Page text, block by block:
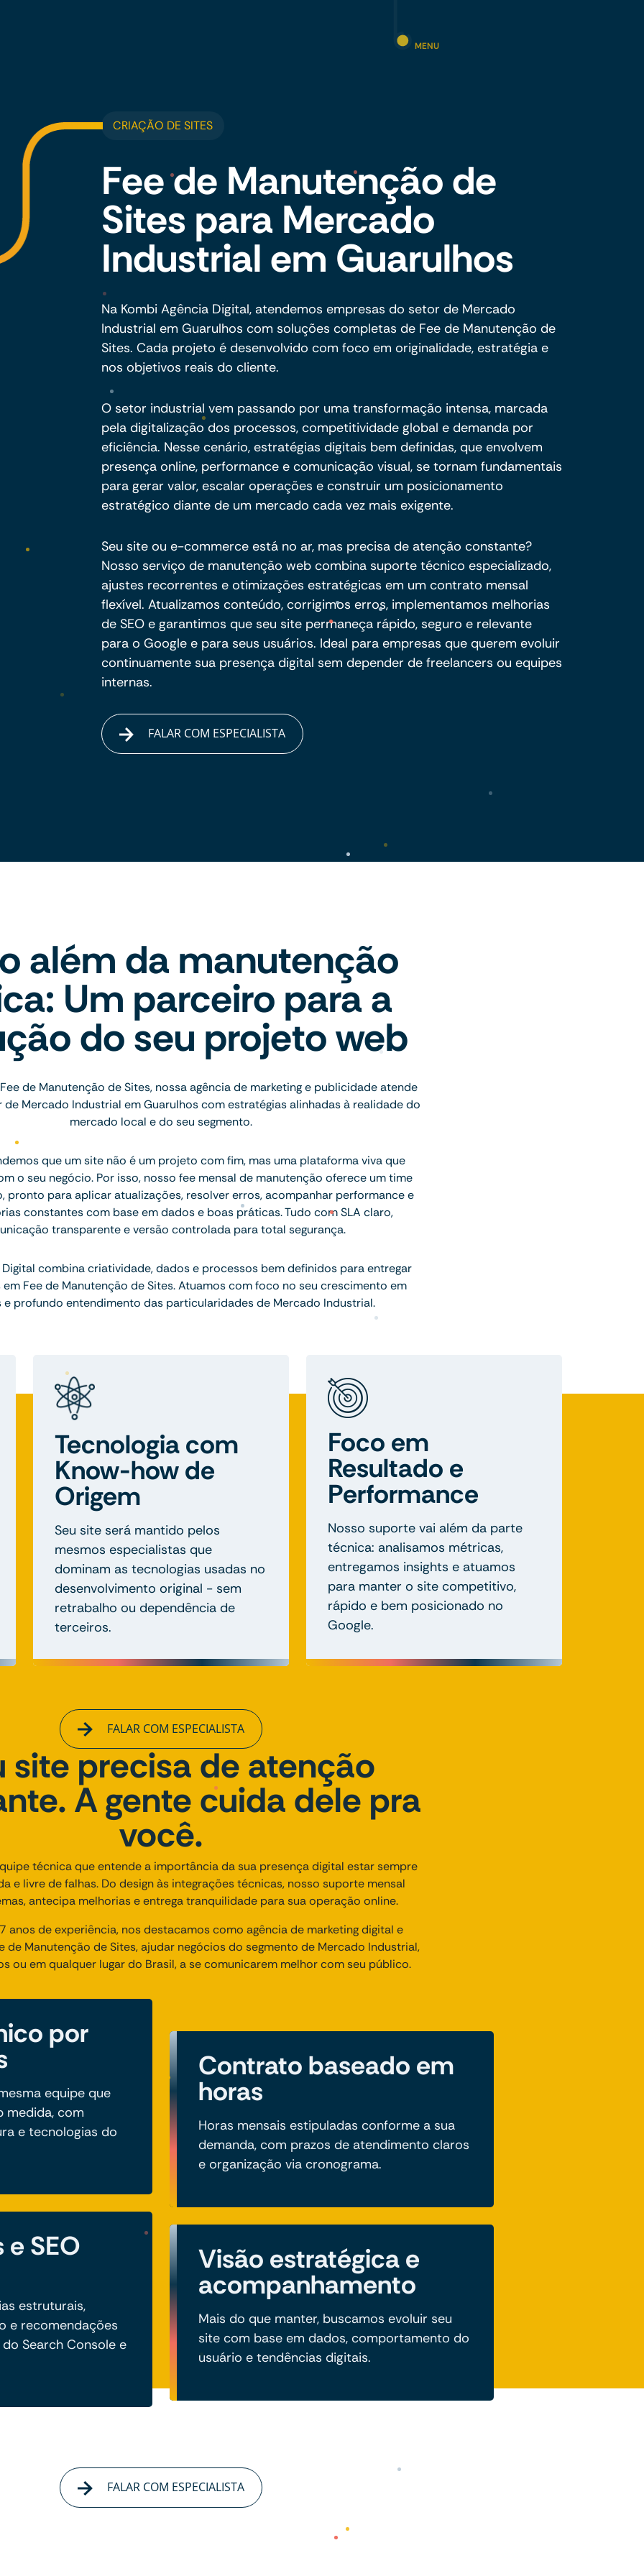
MENU
CRIAÇÃO DE SITES
Fee de Manutenção de
Sites para Mercado
Industrial em Guarulhos
Na Kombi Agência Digital, atendemos empresas do setor de Mercado
Industrial em Guarulhos com soluções completas de Fee de Manutenção de
Sites. Cada projeto é desenvolvido com foco em originalidade, estratégia e
nos objetivos reais do cliente.
O setor industrial vem passando por uma transformação intensa, marcada
pela digitalização dos processos, competitividade global e demanda por
eficiência. Nesse cenário, estratégias digitais bem definidas, que envolvem
presença online, performance e comunicação visual, se tornam fundamentais
para gerar valor, escalar operações e construir um posicionamento
estratégico diante de um mercado cada vez mais exigente.
Seu site ou e-commerce está no ar, mas precisa de atenção constante?
Nosso serviço de manutenção web combina suporte técnico especializado,
ajustes recorrentes e otimizações estratégicas em um contrato mensal
flexível. Atualizamos conteúdo, corrigimos erros, implementamos melhorias
de SEO e garantimos que seu site permaneça rápido, seguro e relevante
para o Google e para seus usuários. Ideal para empresas que querem evoluir
continuamente sua presença digital sem depender de freelancers ou equipes
internas.
FALAR COM ESPECIALISTA
além da manutenção
Um parceiro para a
do seu projeto web
de Manutenção de Sites, nossa agência de marketing e publicidade atende
Mercado Industrial em Guarulhos com estratégias alinhadas à realidade do
mercado local e do seu segmento.
que um site não é um projeto com fim, mas uma plataforma viva que
o seu negócio. Por isso, nosso fee mensal de manutenção oferece um time
pronto para aplicar atualizações, resolver erros, acompanhar performance e
constantes com base em dados e boas práticas. Tudo com SLA claro,
transparente e versão controlada para total segurança.
Digital combina criatividade, dados e processos bem definidos para entregar
Fee de Manutenção de Sites. Atuamos com foco no seu crescimento em
e profundo entendimento das particularidades de Mercado Industrial.
Tecnologia com
Know-how de
Origem
Seu site será mantido pelos
mesmos especialistas que
dominam as tecnologias usadas no
desenvolvimento original - sem
retrabalho ou dependência de
terceiros.
Foco em
Resultado e
Performance
Nosso suporte vai além da parte
técnica: analisamos métricas,
entregamos insights e atuamos
para manter o site competitivo,
rápido e bem posicionado no
Google.
FALAR COM ESPECIALISTA
site precisa de atenção
A gente cuida dele pra
você.
técnica que entende a importância da sua presença digital estar sempre
e livre de falhas. Do design às integrações técnicas, nosso suporte mensal
antecipa melhorias e entrega tranquilidade para sua operação online.
anos de experiência, nos destacamos como agência de marketing digital e
de Manutenção de Sites, ajudar negócios do segmento de Mercado Industrial,
ou em qualquer lugar do Brasil, a se comunicarem melhor com seu público.
por
equipe que
medida, com
e tecnologias do
SEO
estruturais,
e recomendações
Search Console e
Contrato baseado em
horas
Horas mensais estipuladas conforme a sua
demanda, com prazos de atendimento claros
e organização via cronograma.
Visão estratégica e
acompanhamento
Mais do que manter, buscamos evoluir seu
site com base em dados, comportamento do
usuário e tendências digitais.
FALAR COM ESPECIALISTA